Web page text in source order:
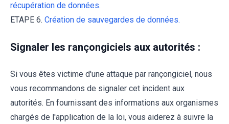
récupération de données.
ETAPE 6. Création de sauvegardes de données.
Signaler les rançongiciels aux autorités :
Si vous êtes victime d'une attaque par rançongiciel, nous
vous recommandons de signaler cet incident aux
autorités. En fournissant des informations aux organismes
chargés de l'application de la loi, vous aiderez à suivre la